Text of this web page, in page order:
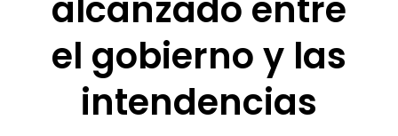
el gobierno y las
intendencias